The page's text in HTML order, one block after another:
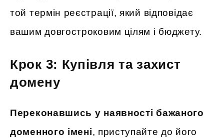
той термін реєстрації, який відповідає
вашим довгостроковим цілям і бюджету.
Крок 3: Купівля та захист
домену
Переконавшись у наявності бажаного
доменного імені, приступайте до його